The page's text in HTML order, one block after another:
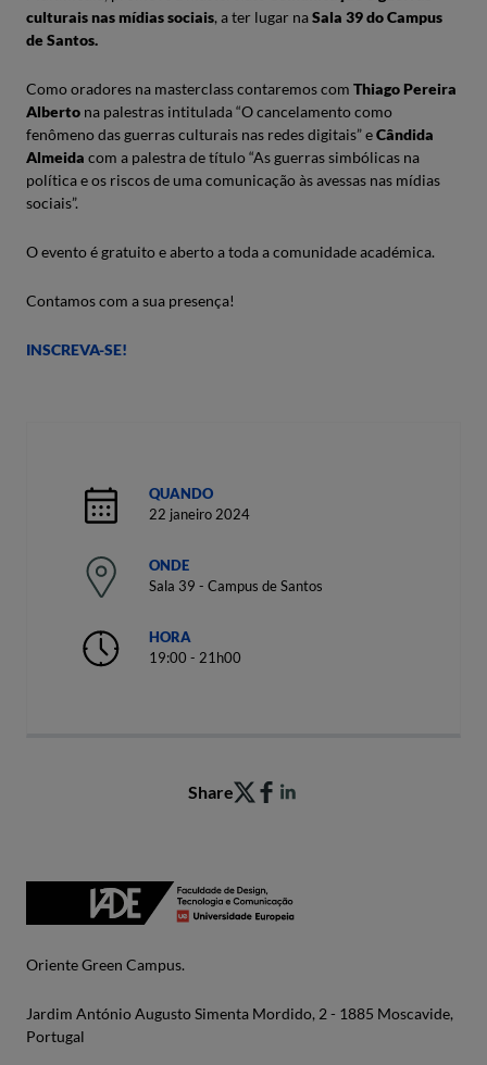
culturais nas mídias sociais, a ter lugar naSala 39 do Campus
de Santos.
Como oradores na masterclass contaremos com Thiago Pereira
Alberto na palestras intitulada “O cancelamento como
fenômeno das guerras culturais nas redes digitais” eCândida
Almeida com a palestra de título “As guerras simbólicas na
política e os riscos de uma comunicação às avessas nas mídias
sociais”.
O evento é gratuito e aberto a toda a comunidade académica.
Contamos com a sua presença!
INSCREVA-SE!
QUANDO
22 janeiro 2024
ONDE
Sala 39 - Campus de Santos
HORA
19:00 - 21h00
Share
Oriente Green Campus.
Jardim António Augusto Simenta Mordido, 2 - 1885 Moscavide,
Portugal